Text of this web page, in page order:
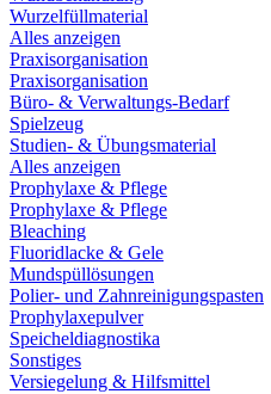
Wurzelfüllmaterial
Alles anzeigen
Praxisorganisation
Praxisorganisation
Büro- & Verwaltungs-Bedarf
Spielzeug
Studien- & Übungsmaterial
Alles anzeigen
Prophylaxe & Pflege
Prophylaxe & Pflege
Bleaching
Fluoridlacke & Gele
Mundspüllösungen
Polier- und Zahnreinigungspasten
Prophylaxepulver
Speicheldiagnostika
Sonstiges
Versiegelung & Hilfsmittel